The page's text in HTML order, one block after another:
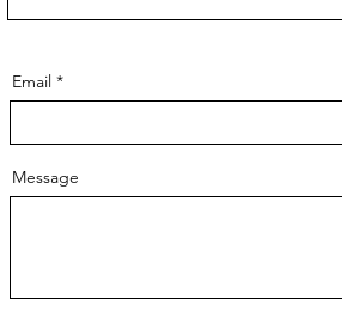
Email
Message